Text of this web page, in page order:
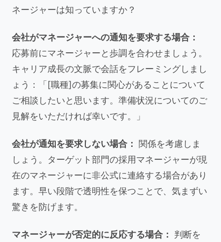
ネージャーは知っていますか？
会社がマネージャーへの通知を要求する場合：
応募前にマネージャーと歩調を合わせましょう。
キャリア成長の文脈で会話をフレーミングしまし
ょう：「[職種]の募集に関心があることについて
ご相談したいと思います。準備状況についてのご
見解をいただければ幸いです。」
会社が通知を要求しない場合：
関係を考慮しま
しょう。ターゲット部門の採用マネージャーが現
在のマネージャーに非公式に連絡する場合があり
ます。早い段階で透明性を保つことで、気まずい
驚きを防げます。
マネージャーが否定的に反応する場合：
判断を